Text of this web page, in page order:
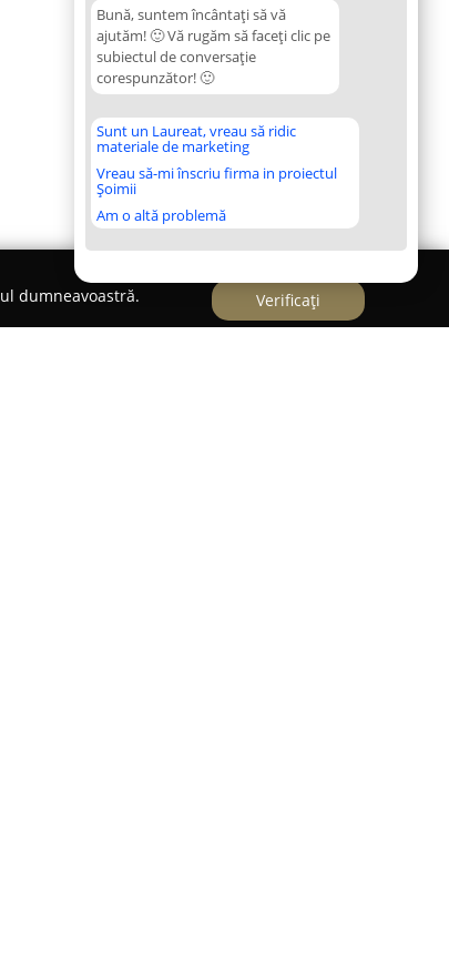
Bună, suntem încântați să vă
ajutăm! 🙂 Vă rugăm să faceți clic pe
subiectul de conversație
corespunzător! 🙂
Sunt un Laureat, vreau să ridic
materiale de marketing
Vreau să-mi înscriu firma in proiectul
Șoimii
Am o altă problemă
dumneavoastră.
Verificați